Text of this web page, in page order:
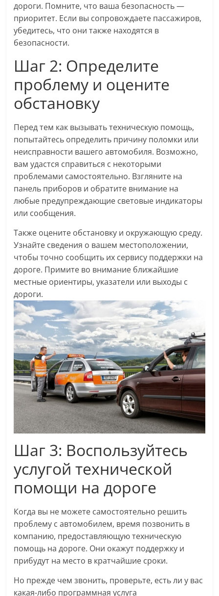
дороги. Помните, что ваша безопасность —
приоритет. Если вы сопровождаете пассажиров,
убедитесь, что они также находятся в
безопасности.
Шаг 2: Определите
проблему и оцените
обстановку
Перед тем как вызывать техническую помощь,
попытайтесь определить причину поломки или
неисправности вашего автомобиля. Возможно,
вам удастся справиться с некоторыми
проблемами самостоятельно. Взгляните на
панель приборов и обратите внимание на
любые предупреждающие световые индикаторы
или сообщения.
Также оцените обстановку и окружающую среду.
Узнайте сведения о вашем местоположении,
чтобы точно сообщить их сервису поддержки на
дороге. Примите во внимание ближайшие
местные ориентиры, указатели или выходы с
дороги.
Шаг 3: Воспользуйтесь
услугой технической
помощи на дороге
Когда вы не можете самостоятельно решить
проблему с автомобилем, время позвонить в
компанию, предоставляющую техническую
помощь на дороге. Они окажут поддержку и
прибудут на место в кратчайшие сроки.
Но прежде чем звонить, проверьте, есть ли у вас
какая-либо программная услуга